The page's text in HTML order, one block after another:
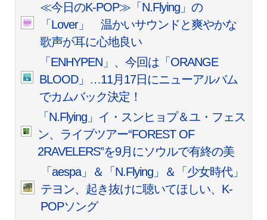
≪今日のK-POP≫「N.Flying」の
「Lover」 温かいサウンドと爽やかな
歌声が耳に心地良い
「ENHYPEN」、今回は「ORANGE
BLOOD」…11月17日にニューアルバム
でカムバック決定！
「N.Flying」イ・スンヒョプ＆ユ・フェス
ン、ライブツアー“FOREST OF
2RAVELERS”を9月にソウルで有終の美
「aespa」＆「N.Flying」＆「少女時代」
テヨン、起き抜けに聴いてほしい、K-
POPソング